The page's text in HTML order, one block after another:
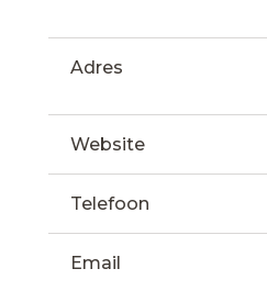
Adres
Website
Telefoon
Email